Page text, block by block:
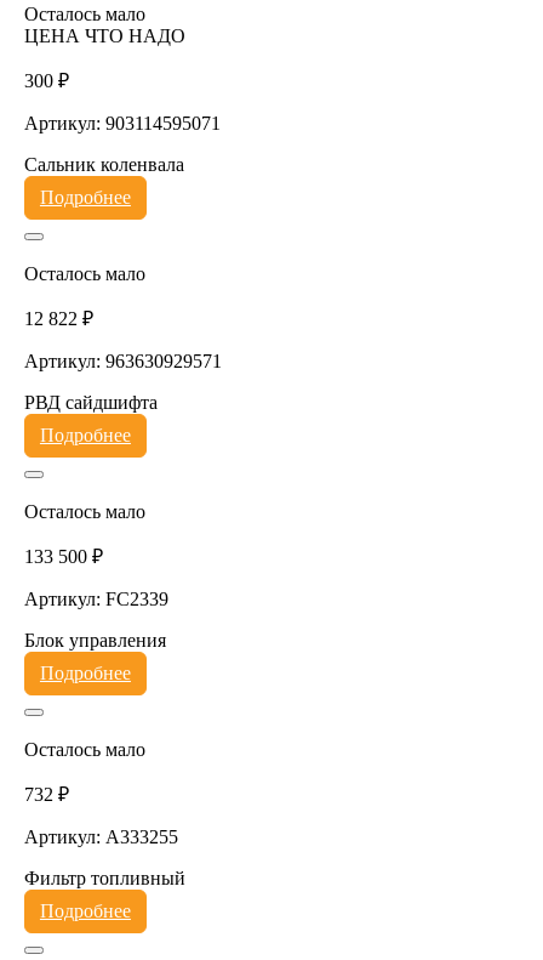
Осталось мало
ЦЕНА ЧТО НАДО
300 ₽
Артикул: 903114595071
Сальник коленвала
Подробнее
Осталось мало
12 822 ₽
Артикул: 963630929571
РВД сайдшифта
Подробнее
Осталось мало
133 500 ₽
Артикул: FC2339
Блок управления
Подробнее
Осталось мало
732 ₽
Артикул: A333255
Фильтр топливный
Подробнее